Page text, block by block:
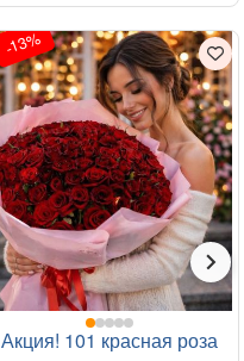
-13%
Акция! 101 красная роза